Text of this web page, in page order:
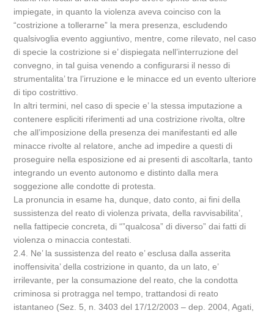
impiegate, in quanto la violenza aveva coinciso con la
“costrizione a tollerarne” la mera presenza, escludendo
qualsivoglia evento aggiuntivo, mentre, come rilevato, nel caso
di specie la costrizione si e’ dispiegata nell’interruzione del
convegno, in tal guisa venendo a configurarsi il nesso di
strumentalita’ tra l’irruzione e le minacce ed un evento ulteriore
di tipo costrittivo.
In altri termini, nel caso di specie e’ la stessa imputazione a
contenere espliciti riferimenti ad una costrizione rivolta, oltre
che all’imposizione della presenza dei manifestanti ed alle
minacce rivolte al relatore, anche ad impedire a questi di
proseguire nella esposizione ed ai presenti di ascoltarla, tanto
integrando un evento autonomo e distinto dalla mera
soggezione alle condotte di protesta.
La pronuncia in esame ha, dunque, dato conto, ai fini della
sussistenza del reato di violenza privata, della ravvisabilita’,
nella fattipecie concreta, di “”qualcosa” di diverso” dai fatti di
violenza o minaccia contestati.
2.4. Ne’ la sussistenza del reato e’ esclusa dalla asserita
inoffensivita’ della costrizione in quanto, da un lato, e’
irrilevante, per la consumazione del reato, che la condotta
criminosa si protragga nel tempo, trattandosi di reato
istantaneo (Sez. 5, n. 3403 del 17/12/2003 – dep. 2004, Agati,